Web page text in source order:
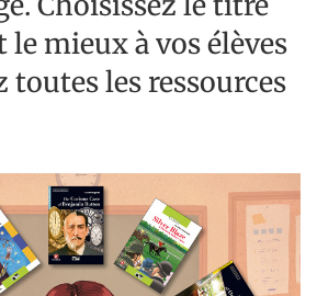
mieux à vos élèves
toutes les ressources